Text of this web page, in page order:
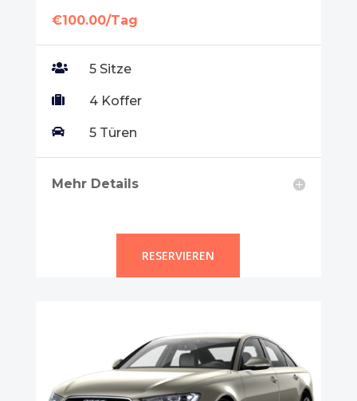
€100.00/Tag
 5 Sitze
 4 Koffer
 5 Türen
Mehr Details
RESERVIEREN